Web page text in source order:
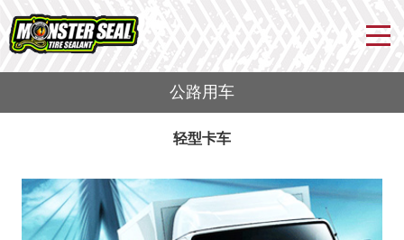
公路用车
轻型卡车